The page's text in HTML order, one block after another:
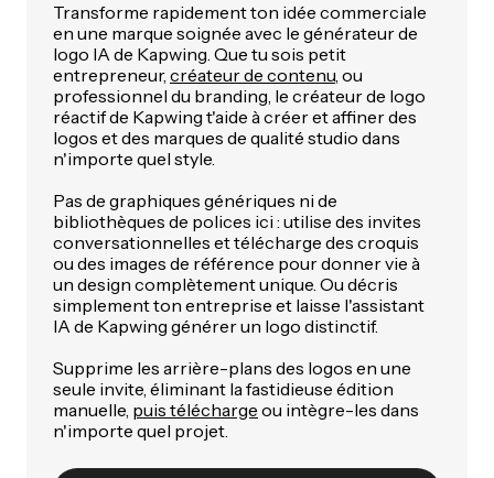
Transforme rapidement ton idée commerciale
en une marque soignée avec le générateur de
logo IA de Kapwing. Que tu sois petit
entrepreneur, créateur de contenu, ou
professionnel du branding, le créateur de logo
réactif de Kapwing t'aide à créer et affiner des
logos et des marques de qualité studio dans
n'importe quel style.
Pas de graphiques génériques ni de
bibliothèques de polices ici : utilise des invites
conversationnelles et télécharge des croquis
ou des images de référence pour donner vie à
un design complètement unique. Ou décris
simplement ton entreprise et laisse l'assistant
IA de Kapwing générer un logo distinctif.
Supprime les arrière-plans des logos en une
seule invite, éliminant la fastidieuse édition
manuelle, puis télécharge ou intègre-les dans
n'importe quel projet.